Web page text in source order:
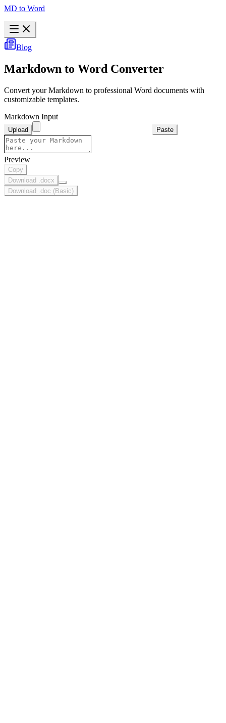
MD to Word
Blog
Markdown to Word Converter
Convert your Markdown to professional Word documents with
customizable templates.
Markdown Input
Upload Paste
Preview
Copy
Download .docx
Download .doc (Basic)